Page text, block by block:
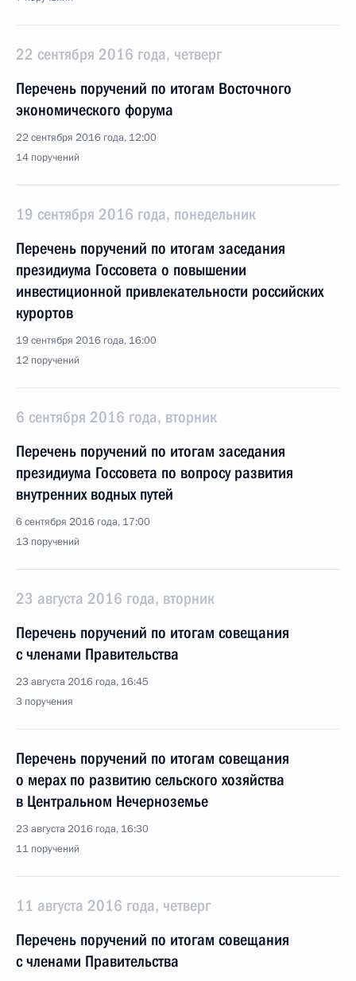
22 сентября 2016 года, четверг
Перечень поручений по итогам Восточного
экономического форума
22 сентября 2016 года, 12:00
14 поручений
19 сентября 2016 года, понедельник
Перечень поручений по итогам заседания
президиума Госсовета о повышении
инвестиционной привлекательности российских
курортов
19 сентября 2016 года, 16:00
12 поручений
6 сентября 2016 года, вторник
Перечень поручений по итогам заседания
президиума Госсовета по вопросу развития
внутренних водных путей
6 сентября 2016 года, 17:00
13 поручений
23 августа 2016 года, вторник
Перечень поручений по итогам совещания
с членами Правительства
23 августа 2016 года, 16:45
3 поручения
Перечень поручений по итогам совещания
о мерах по развитию сельского хозяйства
в Центральном Нечерноземье
23 августа 2016 года, 16:30
11 поручений
11 августа 2016 года, четверг
Перечень поручений по итогам совещания
с членами Правительства